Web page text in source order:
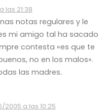
las 21:38
notas regulares y le
mi amigo tal ha sacado
contesta «es que te
no en los malos».
las madres.
2005 a las 10:25